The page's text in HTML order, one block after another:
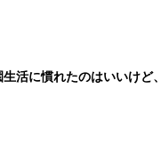
活に慣れたのはいいけど